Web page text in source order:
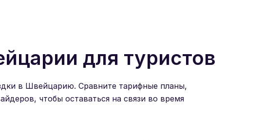
для туристов
в Швейцарию. Сравните тарифные планы,
чтобы оставаться на связи во время